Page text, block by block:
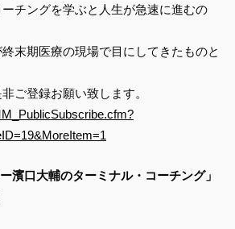
ーチングを学ぶと人生が急速に進むの
末期医療の現場で目にしてきたものと
ご登録お願い致します。
濱口大輔のターミナル・コーチング」